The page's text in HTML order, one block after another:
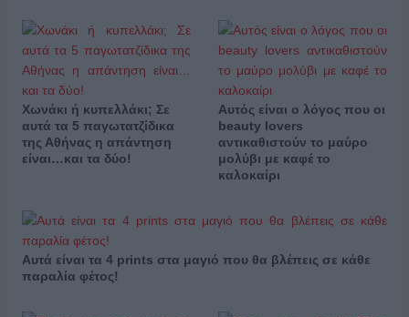
Χωνάκι ή κυπελλάκι; Σε
αυτά τα 5 παγωτατζίδικα
της Αθήνας η απάντηση
είναι…και τα δύο!
Αυτός είναι ο λόγος που οι
beauty lovers
αντικαθιστούν το μαύρο
μολύβι με καφέ το
καλοκαίρι
Αυτά είναι τα 4 prints στα μαγιό που θα βλέπεις σε κάθε
παραλία φέτος!